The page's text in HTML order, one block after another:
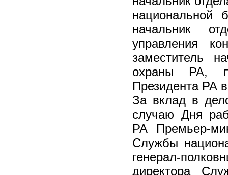
национальной
начальник
управления
заместитель
охраны РА,
Президента РА
За вклад в
случаю Дня
РА Премьер-
Службы
генерал-
директора